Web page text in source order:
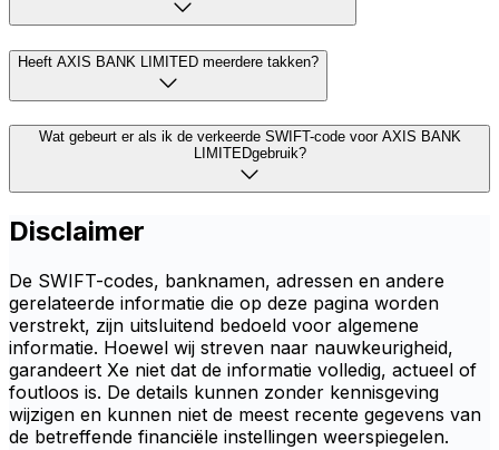
Heeft AXIS BANK LIMITED meerdere takken?
Wat gebeurt er als ik de verkeerde SWIFT-code voor AXIS BANK
LIMITEDgebruik?
Disclaimer
De SWIFT-codes, banknamen, adressen en andere
gerelateerde informatie die op deze pagina worden
verstrekt, zijn uitsluitend bedoeld voor algemene
informatie. Hoewel wij streven naar nauwkeurigheid,
garandeert Xe niet dat de informatie volledig, actueel of
foutloos is. De details kunnen zonder kennisgeving
wijzigen en kunnen niet de meest recente gegevens van
de betreffende financiële instellingen weerspiegelen.